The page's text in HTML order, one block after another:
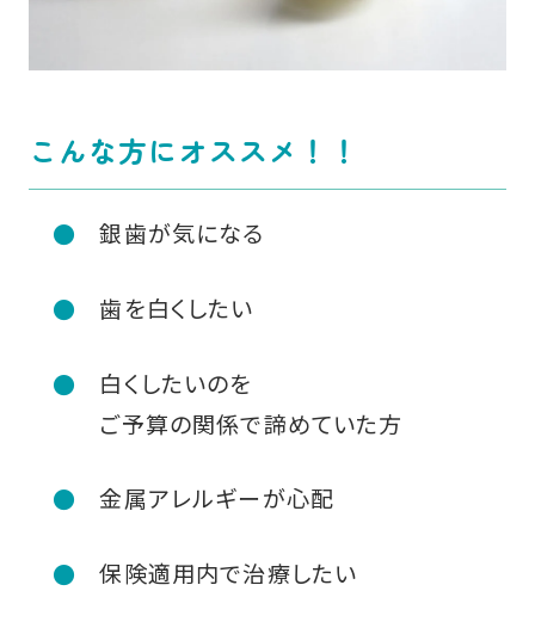
こんな方にオススメ！！
銀歯が気になる
歯を白くしたい
白くしたいのを
ご予算の関係で諦めていた方
金属アレルギーが心配
保険適用内で治療したい